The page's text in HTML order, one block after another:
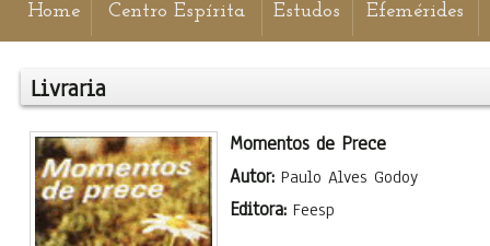
Home Centro Espírita Estudos Efemérides
Livraria
Momentos de Prece
Autor: Paulo Alves Godoy
Editora: Feesp